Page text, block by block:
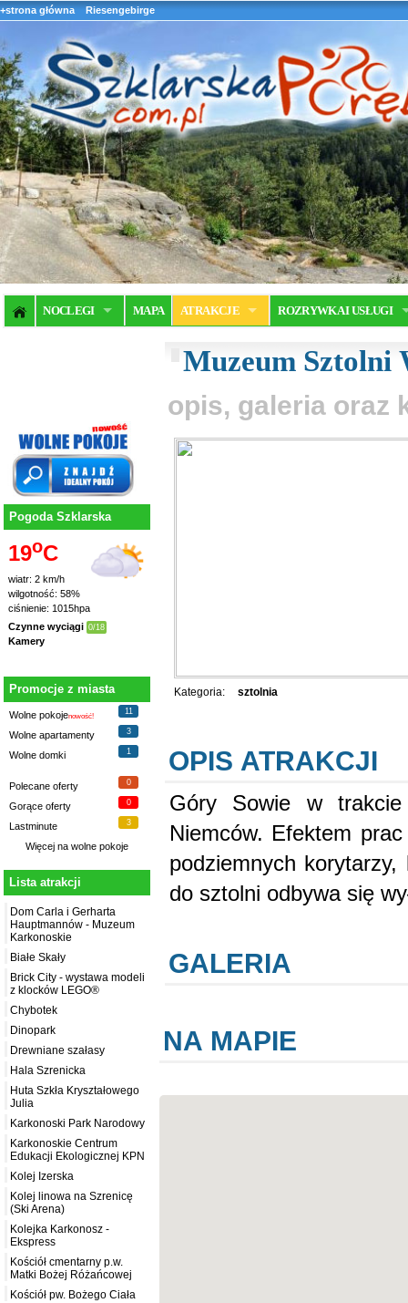
+strona główna Riesengebirge
NOCLEGI MAPA ATRAKCJE ROZRYWKA I USŁUGI
Pogoda Szklarska
19oC
wiatr: 2 km/h
wilgotność: 58%
ciśnienie: 1015hpa
Czynne wyciągi 0/18
Kamery
Promocje z miasta
Wolne pokojenowość!
11
Wolne apartamenty 3
Wolne domki 1
Polecane oferty 0
Gorące oferty 0
Lastminute 3
Więcej na wolne pokoje
Lista atrakcji
Dom Carla i Gerharta
Hauptmannów - Muzeum
Karkonoskie
Białe Skały
Brick City - wystawa modeli
z klocków LEGO®
Chybotek
Dinopark
Drewniane szałasy
Hala Szrenicka
Huta Szkła Kryształowego
Julia
Karkonoski Park Narodowy
Karkonoskie Centrum
Edukacji Ekologicznej KPN
Kolej Izerska
Kolej linowa na Szrenicę
(Ski Arena)
Kolejka Karkonosz -
Ekspress
Kościół cmentarny p.w.
Matki Bożej Różańcowej
Kościół pw. Bożego Ciała
Muzeum Sztolni
opis, galeria oraz
Kategoria: sztolnia
OPIS ATRAKCJI
Góry Sowie w trakcie
Niemców. Efektem
podziemnych
do sztolni odbywa się
GALERIA
NA MAPIE